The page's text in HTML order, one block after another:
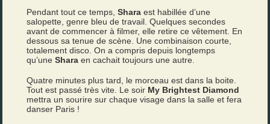
Pendant tout ce temps,Sharaest habillée d’une
salopette, genre bleu de travail. Quelques secondes
avant de commencer à filmer, elle retire ce vêtement. En
dessous sa tenue de scène. Une combinaison courte,
totalement disco. On a compris depuis longtemps
qu’uneSharaen cachait toujours une autre.
Quatre minutes plus tard, le morceau est dans la boite.
Tout est passé très vite. Le soir My Brightest Diamond
mettra un sourire sur chaque visage dans la salle et fera
danser Paris !